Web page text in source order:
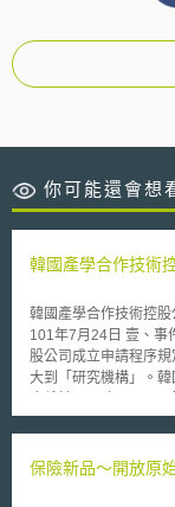
你可能還會想
韓國產學合作技術
韓國產學合作技術控股公司制度說明 科技法
101年7月24日 壹、事件摘要 韓國於於2012年5月14日修正其「技術控
股公司成立申請程序
大到「研究機構」。
研合作促進法）」修
會」，同年8月，並依
保險新品～開放原